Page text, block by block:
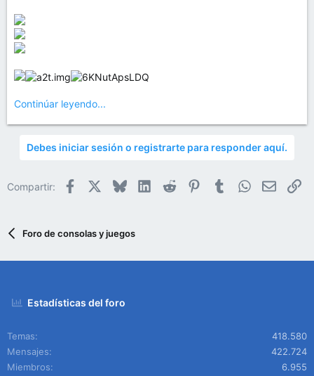
Continúar leyendo...
Debes iniciar sesión o registrarte para responder aquí.
Compartir: Facebook BlueskyLinkedIn
Reddit PinterestTumblrWhatsApp
Email
Foro de consolas y juegos
Estadísticas del foro
Temas
418.580
Mensajes
422.724
Miembros
6.955